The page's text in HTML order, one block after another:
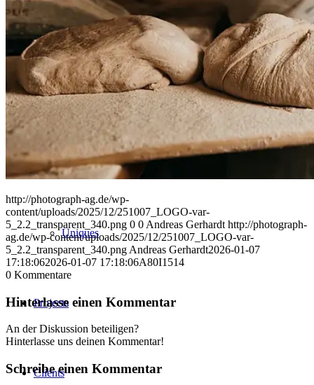
Lifestyle
Corporate
Sports
Uniques
Projects
Clients
http://photograph-ag.de/wp-
content/uploads/2025/12/251007_LOGO-var-
5_2.2_transparent_340.png 0 0 Andreas Gerhardt http://photograph-
ag.de/wp-content/uploads/2025/12/251007_LOGO-var-
5_2.2_transparent_340.png Andreas Gerhardt2026-01-07
17:18:062026-01-07 17:18:06A80I1514
0 Kommentare
Hinterlasse einen Kommentar
An der Diskussion beteiligen?
Hinterlasse uns deinen Kommentar!
Schreibe einen Kommentar